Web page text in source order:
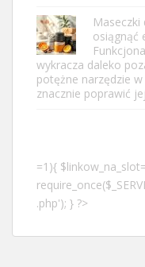
osiągnąć
wykracza daleko
potężne narzędzie
znacznie poprawić
=1){
.php'); } ?>